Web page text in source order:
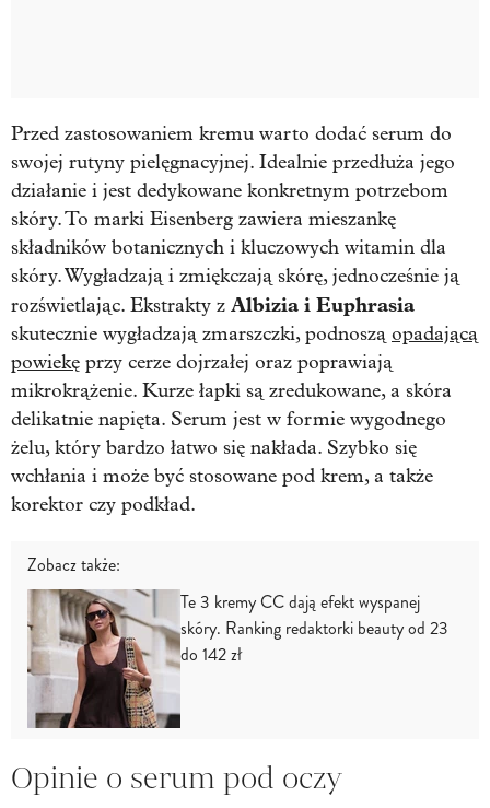
Przed zastosowaniem kremu warto dodać serum do
swojej rutyny pielęgnacyjnej. Idealnie przedłuża jego
działanie i jest dedykowane konkretnym potrzebom
skóry. To marki Eisenberg zawiera mieszankę
składników botanicznych i kluczowych witamin dla
skóry. Wygładzają i zmiękczają skórę, jednocześnie ją
rozświetlając. Ekstrakty z Albizia i Euphrasia
skutecznie wygładzają zmarszczki, podnoszą opadającą
powiekę przy cerze dojrzałej oraz poprawiają
mikrokrążenie. Kurze łapki są zredukowane, a skóra
delikatnie napięta. Serum jest w formie wygodnego
żelu, który bardzo łatwo się nakłada. Szybko się
wchłania i może być stosowane pod krem, a także
korektor czy podkład.
Zobacz także:
Te 3 kremy CC dają efekt wyspanej
skóry. Ranking redaktorki beauty od 23
do 142 zł
Opinie o serum pod oczy